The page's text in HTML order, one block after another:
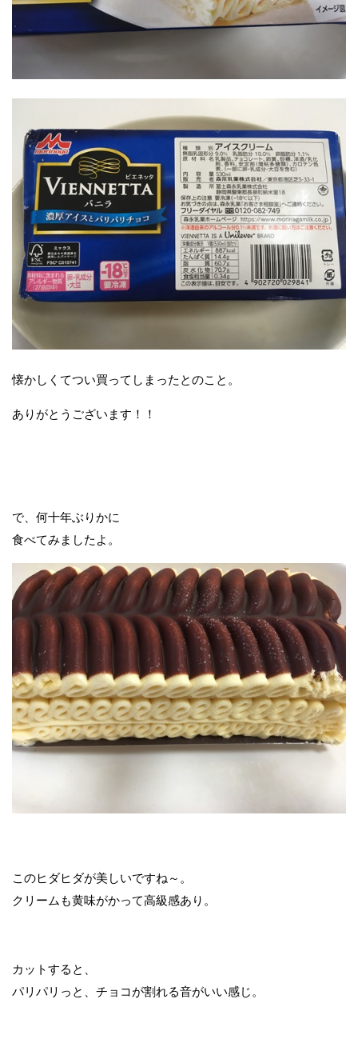
懐かしくてつい買ってしまったとのこと。
ありがとうございます！！
で、何十年ぶりかに
食べてみましたよ。
このヒダヒダが美しいですね～。
クリームも黄味がかって高級感あり。
カットすると、
パリパリっと、チョコが割れる音がいい感じ。